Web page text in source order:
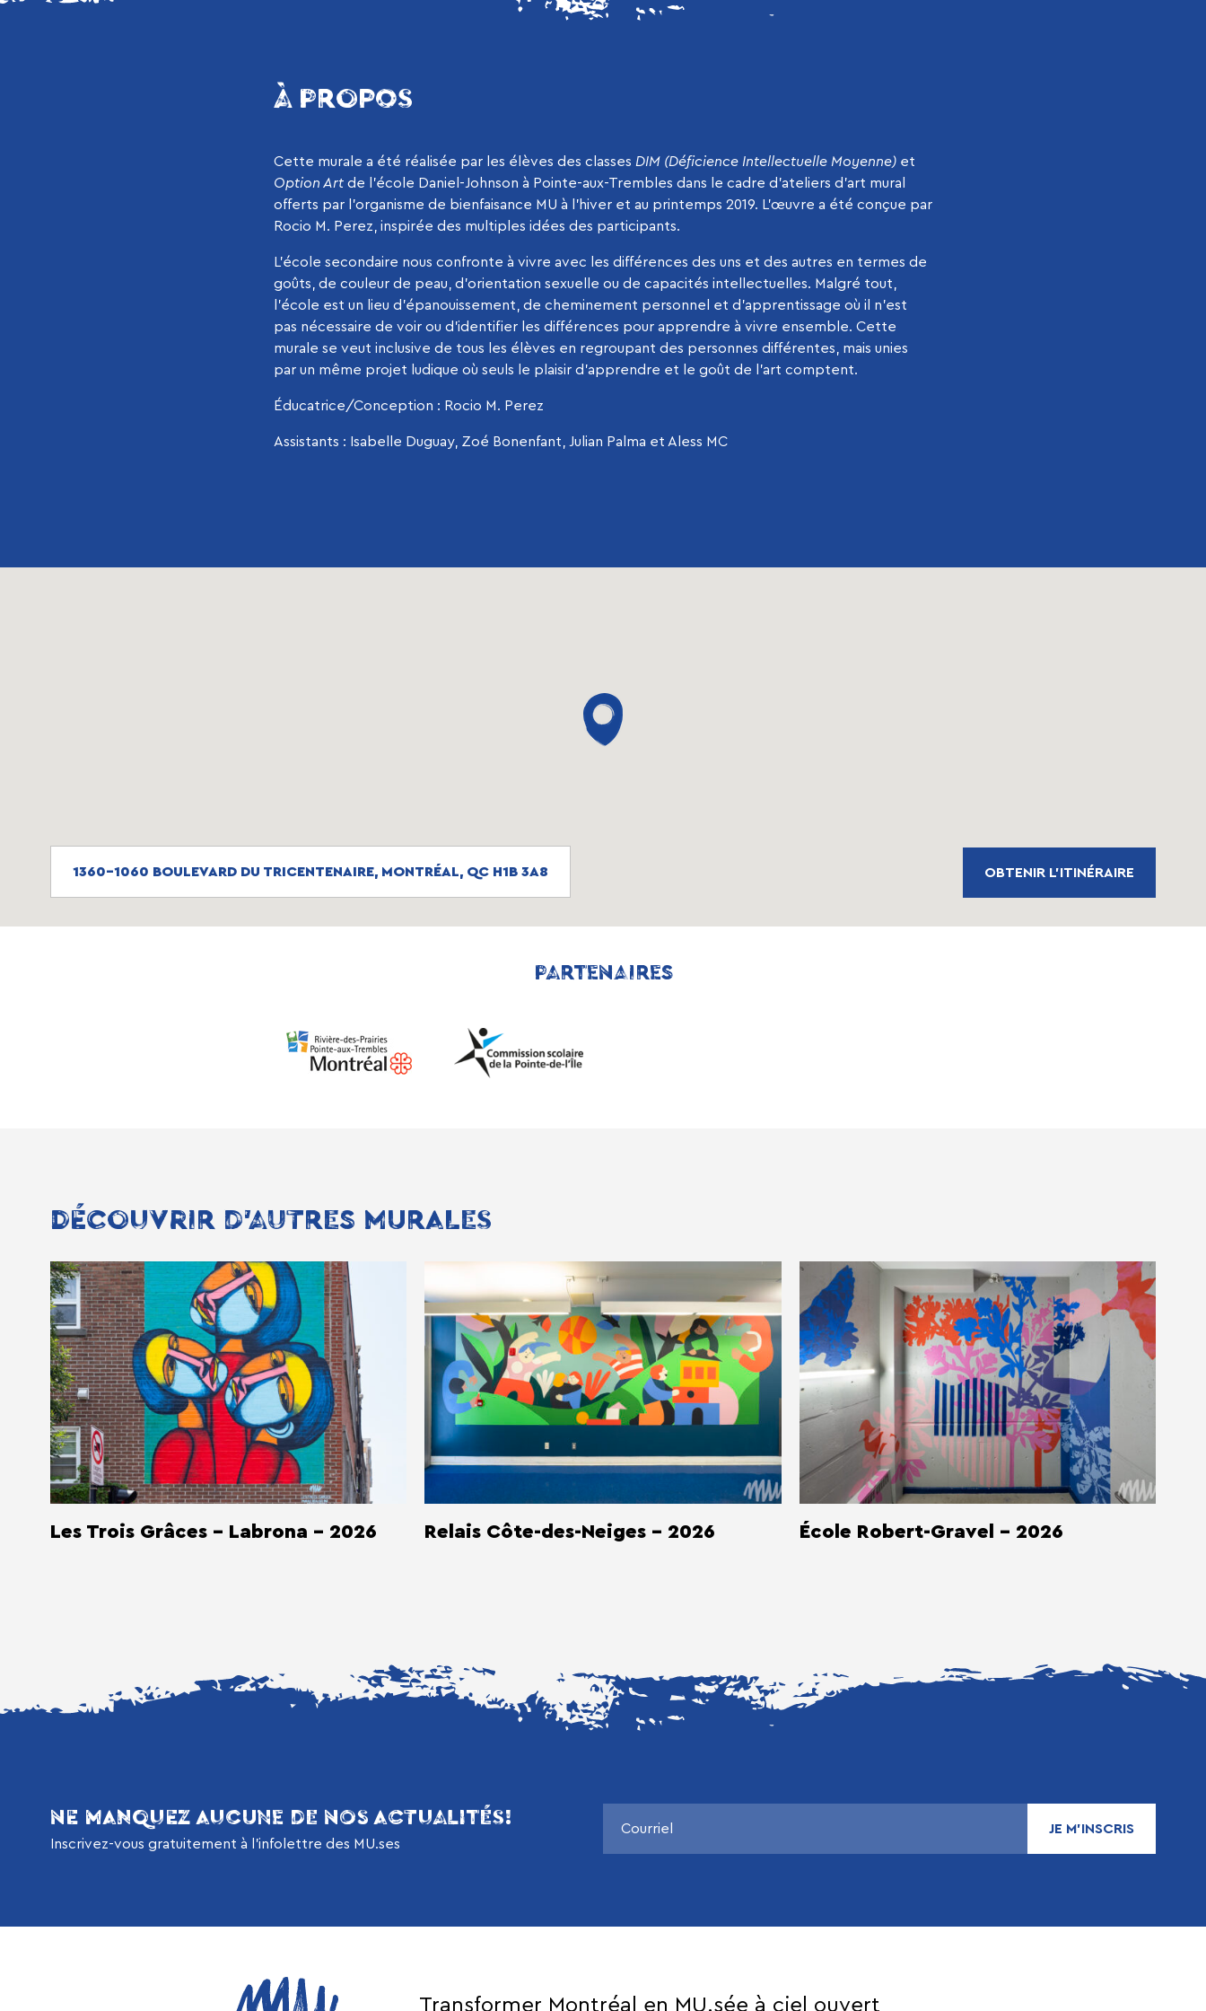
À PROPOS
Cette murale a été réalisée par les élèves des classes DIM (Déficience Intellectuelle Moyenne) et
Option Art de l’école Daniel-Johnson à Pointe-aux-Trembles dans le cadre d’ateliers d’art mural
offerts par l’organisme de bienfaisance MU à l’hiver et au printemps 2019. L’œuvre a été conçue par
Rocio M. Perez, inspirée des multiples idées des participants.
L’école secondaire nous confronte à vivre avec les différences des uns et des autres en termes de
goûts, de couleur de peau, d’orientation sexuelle ou de capacités intellectuelles. Malgré tout,
l’école est un lieu d’épanouissement, de cheminement personnel et d’apprentissage où il n’est
pas nécessaire de voir ou d’identifier les différences pour apprendre à vivre ensemble. Cette
murale se veut inclusive de tous les élèves en regroupant des personnes différentes, mais unies
par un même projet ludique où seuls le plaisir d’apprendre et le goût de l’art comptent.
Éducatrice/Conception : Rocio M. Perez
Assistants : Isabelle Duguay, Zoé Bonenfant, Julian Palma et Aless MC
1360-1060 BOULEVARD DU TRICENTENAIRE, MONTRÉAL, QC H1B 3A8 OBTENIR L'ITINÉRAIRE
PARTENAIRES
DÉCOUVRIR D'AUTRES MURALES
Les Trois Grâces - Labrona - 2026 Relais Côte-des-Neiges - 2026 École Robert-Gravel - 2026
NE MANQUEZ AUCUNE DE NOS ACTUALITÉS!
Inscrivez-vous gratuitement à l’infolettre des MU.ses
JE M’INSCRIS
Transformer Montréal en MU.sée à ciel ouvert